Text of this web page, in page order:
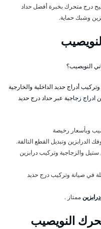
درج متحرك بخبرة أفضل حداد
وشبك حماية.
النويصيب؟
أدراج حديد الداخلية والخارجية
ادراج زجاجية عبر حداد درج حديد
وبأسعار رخيصة
الدرابزين وتبديل القطع التالفة.
ستيل والزجاجية وتركيب درابزين
في صيانة وتركيب درج حديد
ممتاز .
النويصيب